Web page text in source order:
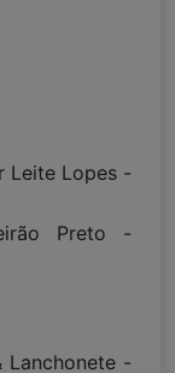
Leite Lopes -
Preto -
Lanchonete -